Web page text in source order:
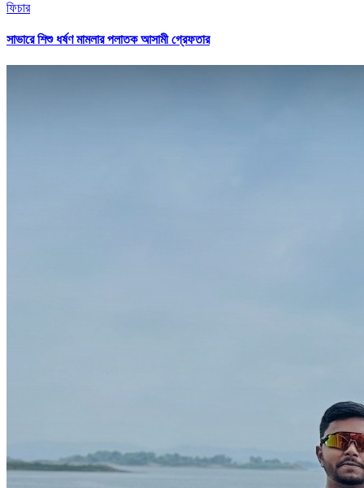
ফিচার
সাভারে শিশু ধর্ষণ মামলার পলাতক আসামী গ্রেফতার